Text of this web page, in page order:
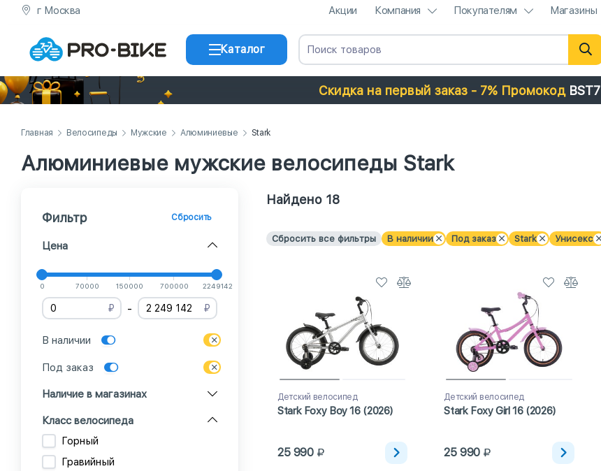
г Москва Акции Компания Покупателям Магазины
Каталог
Скидка на первый заказ - 7% Промокод BST7
Главная Велосипеды Мужские Алюминиевые Stark
Алюминиевые мужские велосипеды Stark
Найдено 18
Сбросить все фильтры В наличии Под заказ Stark Унисекс
Детский велосипед
Stark Foxy Boy 16 (2026)
25 990
Детский велосипед
Stark Foxy Girl 16 (2026)
25 990
Фильтр Сбросить
Цена
0 70000 150000 700000 2249142
₽ - ₽
В наличии
Под заказ
Наличие в магазинах
Класс велосипеда
Горный
Гравийный